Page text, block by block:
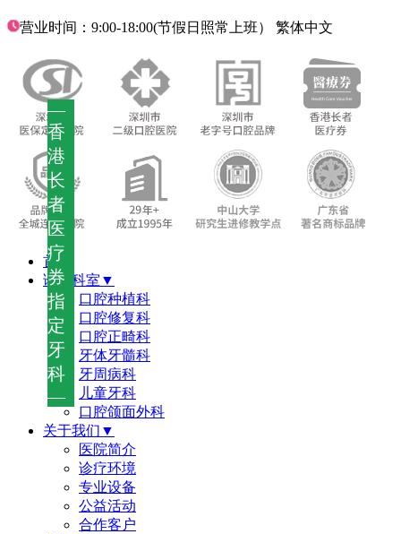
—
香
港
长
者
医
疗
券
指
定
牙
科
—
营业时间：9:00-18:00(节假日照常上班） 繁体中文
首页
诊疗科室▼
口腔种植科
口腔修复科
口腔正畸科
牙体牙髓科
牙周病科
儿童牙科
口腔颌面外科
关于我们▼
医院简介
诊疗环境
专业设备
公益活动
合作客户